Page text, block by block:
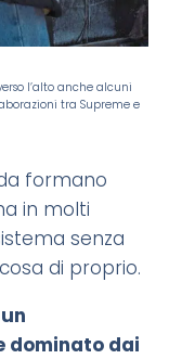
l’alto anche alcuni
tra Supreme e
formano
in molti
senza
di proprio.
dominato dai